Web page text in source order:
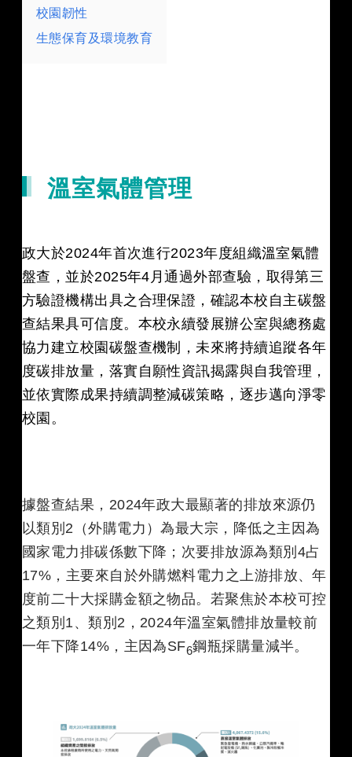
校園韌性
生態保育及環境教育
溫室氣體管理
政大於2024年首次進行2023年度組織溫室氣體
盤查，並於2025年4月通過外部查驗，取得第三
方驗證機構出具之合理保證，確認本校自主碳盤
查結果具可信度。本校永續發展辦公室與總務處
協力建立校園碳盤查機制，未來將持續追蹤各年
度碳排放量，落實自願性資訊揭露與自我管理，
並依實際成果持續調整減碳策略，逐步邁向淨零
校園。
據盤查結果，2024年政大最顯著的排放來源仍
以類別2（外購電力）為最大宗，降低之主因為
國家電力排碳係數下降；次要排放源為類別4占
17%，主要來自於外購燃料電力之上游排放、年
度前二十大採購金額之物品。若聚焦於本校可控
之類別1、類別2，2024年溫室氣體排放量較前
一年下降14%，主因為SF6鋼瓶採購量減半。